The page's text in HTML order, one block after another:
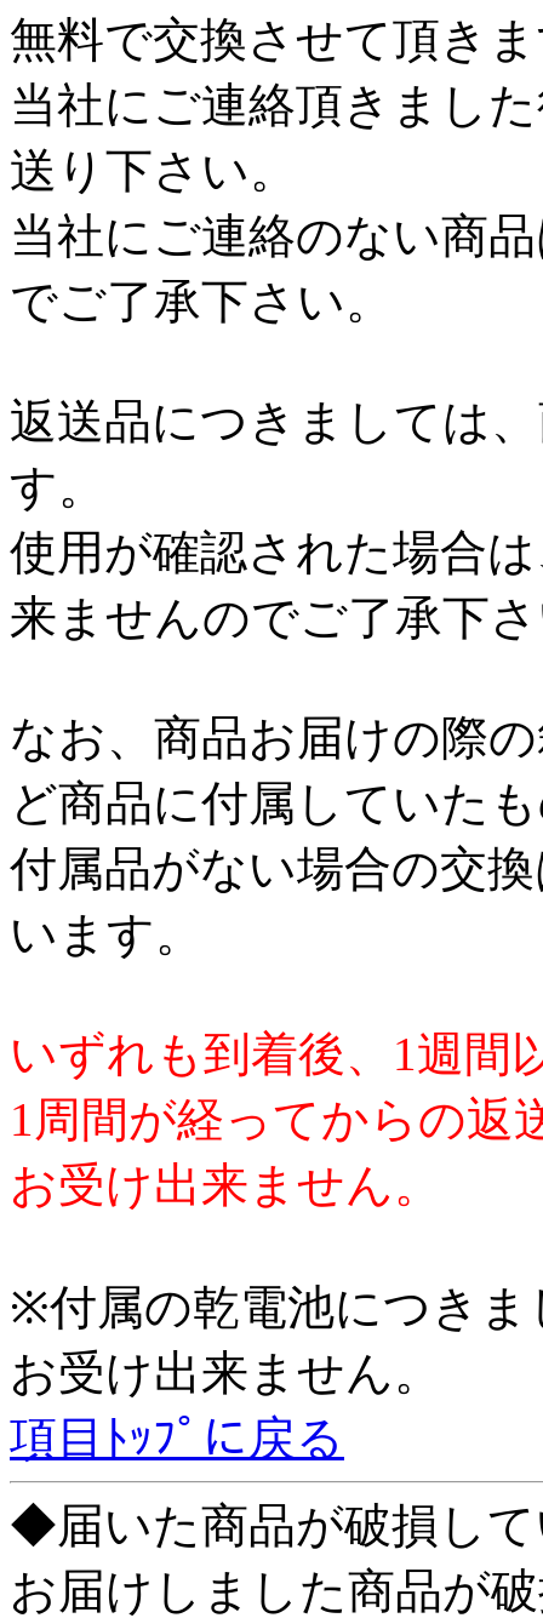
無料で交換させて頂き
当社にご連絡頂きまし
送り下さい。
当社にご連絡のない商
でご了承下さい。
返送品につきましては
す。
使用が確認された場合
来ませんのでご了承下
なお、商品お届けの際
ど商品に付属していた
付属品がない場合の交
います。
いずれも到着後、1週間
1周間が経ってからの返
お受け出来ません。
※付属の乾電池につきま
お受け出来ません。
項目ﾄｯﾌﾟに戻る
◆届いた商品が破損し
お届けしました商品が